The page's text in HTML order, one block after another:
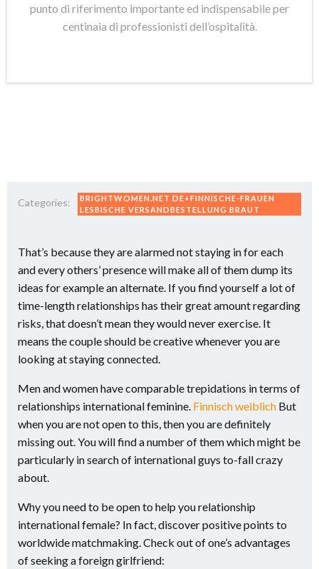
punto di riferimento importante ed indispensabile per
centinaia di professionisti dell’ospitalità.
Categories:
BRIGHTWOMEN.NET DE+FINNISCHE-FRAUEN
LESBISCHE VERSANDBESTELLUNG BRAUT
That’s because they are alarmed not staying in for each
and every others’ presence will make all of them dump its
ideas for example an alternate. If you find yourself a lot of
time-length relationships has their great amount regarding
risks, that doesn’t mean they would never exercise. It
means the couple should be creative whenever you are
looking at staying connected.
Men and women have comparable trepidations in terms of
relationships international feminine. Finnisch weiblich But
when you are not open to this, then you are definitely
missing out. You will find a number of them which might be
particularly in search of international guys to-fall crazy
about.
Why you need to be open to help you relationship
international female? In fact, discover positive points to
worldwide matchmaking. Check out of one’s advantages
of seeking a foreign girlfriend: